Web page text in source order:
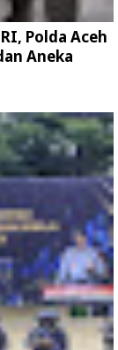
Polda Aceh
Aneka